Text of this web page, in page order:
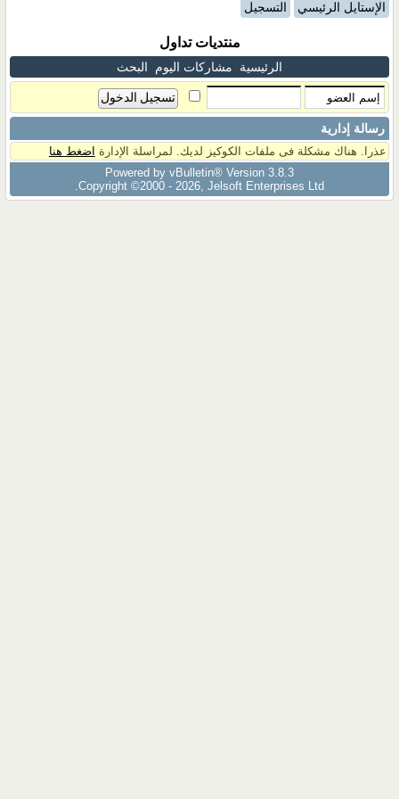
الإستايل الرئيسي التسجيل
منتديات تداول
الرئيسية مشاركات اليوم البحث
رسالة إدارية
عذرا. هناك مشكلة فى ملفات الكوكيز لديك. لمراسلة الإدارة اضغط هنا
Powered by vBulletin® Version 3.8.3
Copyright ©2000 - 2026, Jelsoft Enterprises Ltd.